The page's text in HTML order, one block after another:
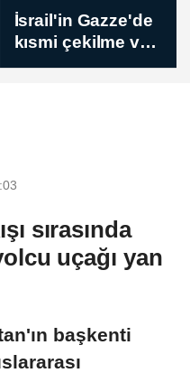
Ürdün ve
Bahreyn dışişleri
bakanları
sırasında
uçağı yan
başkenti